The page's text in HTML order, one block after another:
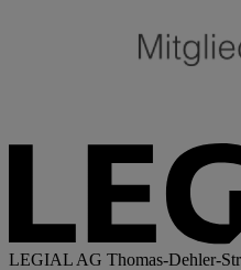
LEGIAL AG Thomas-Dehler-